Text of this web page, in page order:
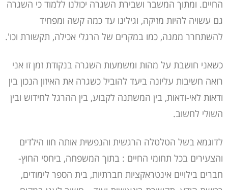
החיים. ומתוך המשבר ושבירת השגרה יכולנו ללמוד כי השגרה
גם עשויה להיות מזיקה, וגילינו עד כמה קשה ומפחיד
להשתחרר ממנה, כמו במקרים של הרגלי אכילה, תקשורת וכו'.
כשאני חושבת על מהות ומשמעות השגרה בנקודת זמן זו אני
רואה חשיבות עליונה ביעד להוביל כשגרה את האיזון הנכון בין
ודאות לאי-ודאות, בין המשתנה לקבוע, בין ההרגל לחידוש ובין
השולי לחשוב.
לדוגמא בשל הטלטלה הרגשית והנפשית אותה חוו הילדים
והצעירים בכל תחומי החיים : בתוך המשפחה, ביחסי החוץ-
חברים בילויים אינטראקציות חברתיות, בית הספר לימודים,